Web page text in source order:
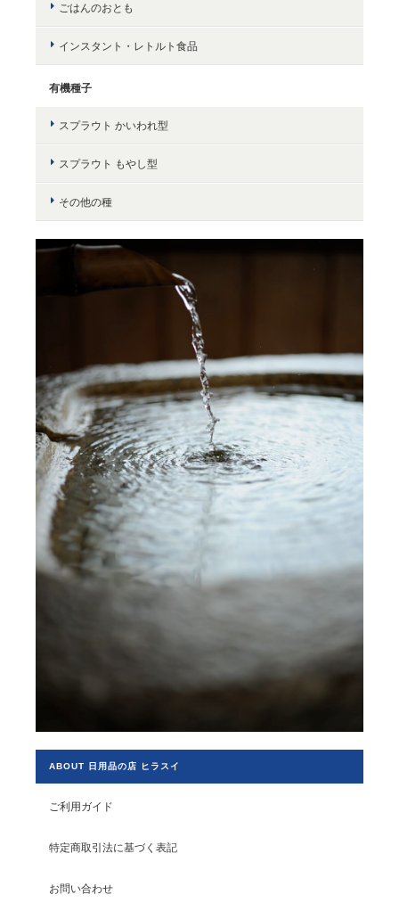
ごはんのおとも
インスタント・レトルト食品
有機種子
スプラウト かいわれ型
スプラウト もやし型
その他の種
ABOUT 日用品の店 ヒラスイ
ご利用ガイド
特定商取引法に基づく表記
お問い合わせ